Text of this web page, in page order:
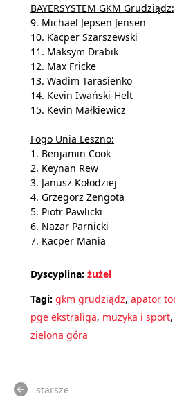
BAYERSYSTEM GKM Grudziądz:
9. Michael Jepsen Jensen
10. Kacper Szarszewski
11. Maksym Drabik
12. Max Fricke
13. Wadim Tarasienko
14. Kevin Iwański-Helt
15. Kevin Małkiewicz
Fogo Unia Leszno:
1. Benjamin Cook
2. Keynan Rew
3. Janusz Kołodziej
4. Grzegorz Zengota
5. Piotr Pawlicki
6. Nazar Parnicki
7. Kacper Mania
Dyscyplina: żużel
Tagi: gkm grudziądz, apator
pge ekstraliga, muzyka i sport,
zielona góra
starsze